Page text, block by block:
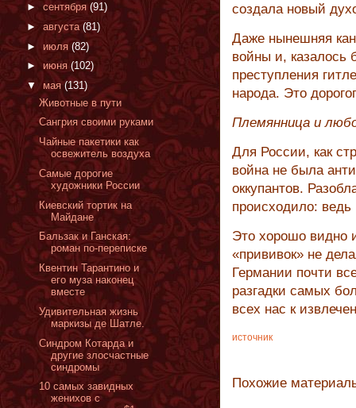
создала новый
Даже нынешняя
войны и, казалось
преступления
народа. Это
Племянница и
Для России, как
война не была
оккупантов.
происходило:
Это хорошо видно
«прививок» не
Германии почти
разгадки самых
всех нас к
источник
Похожие
► сентября (91)
► августа (81)
► июля (82)
► июня (102)
▼ мая(131)
Животные в пути
Сангрия своими руками
Чайные пакетики как
освежитель воздуха
Самые дорогие
художники России
Киевский тортик на
Майдане
Бальзак и Ганская:
роман по-переписке
Квентин Тарантино и
его муза наконец
вместе
Удивительная жизнь
маркизы де Шатле.
Синдром Котарда и
другие злосчастные
синдромы
10 самых завидных
женихов с